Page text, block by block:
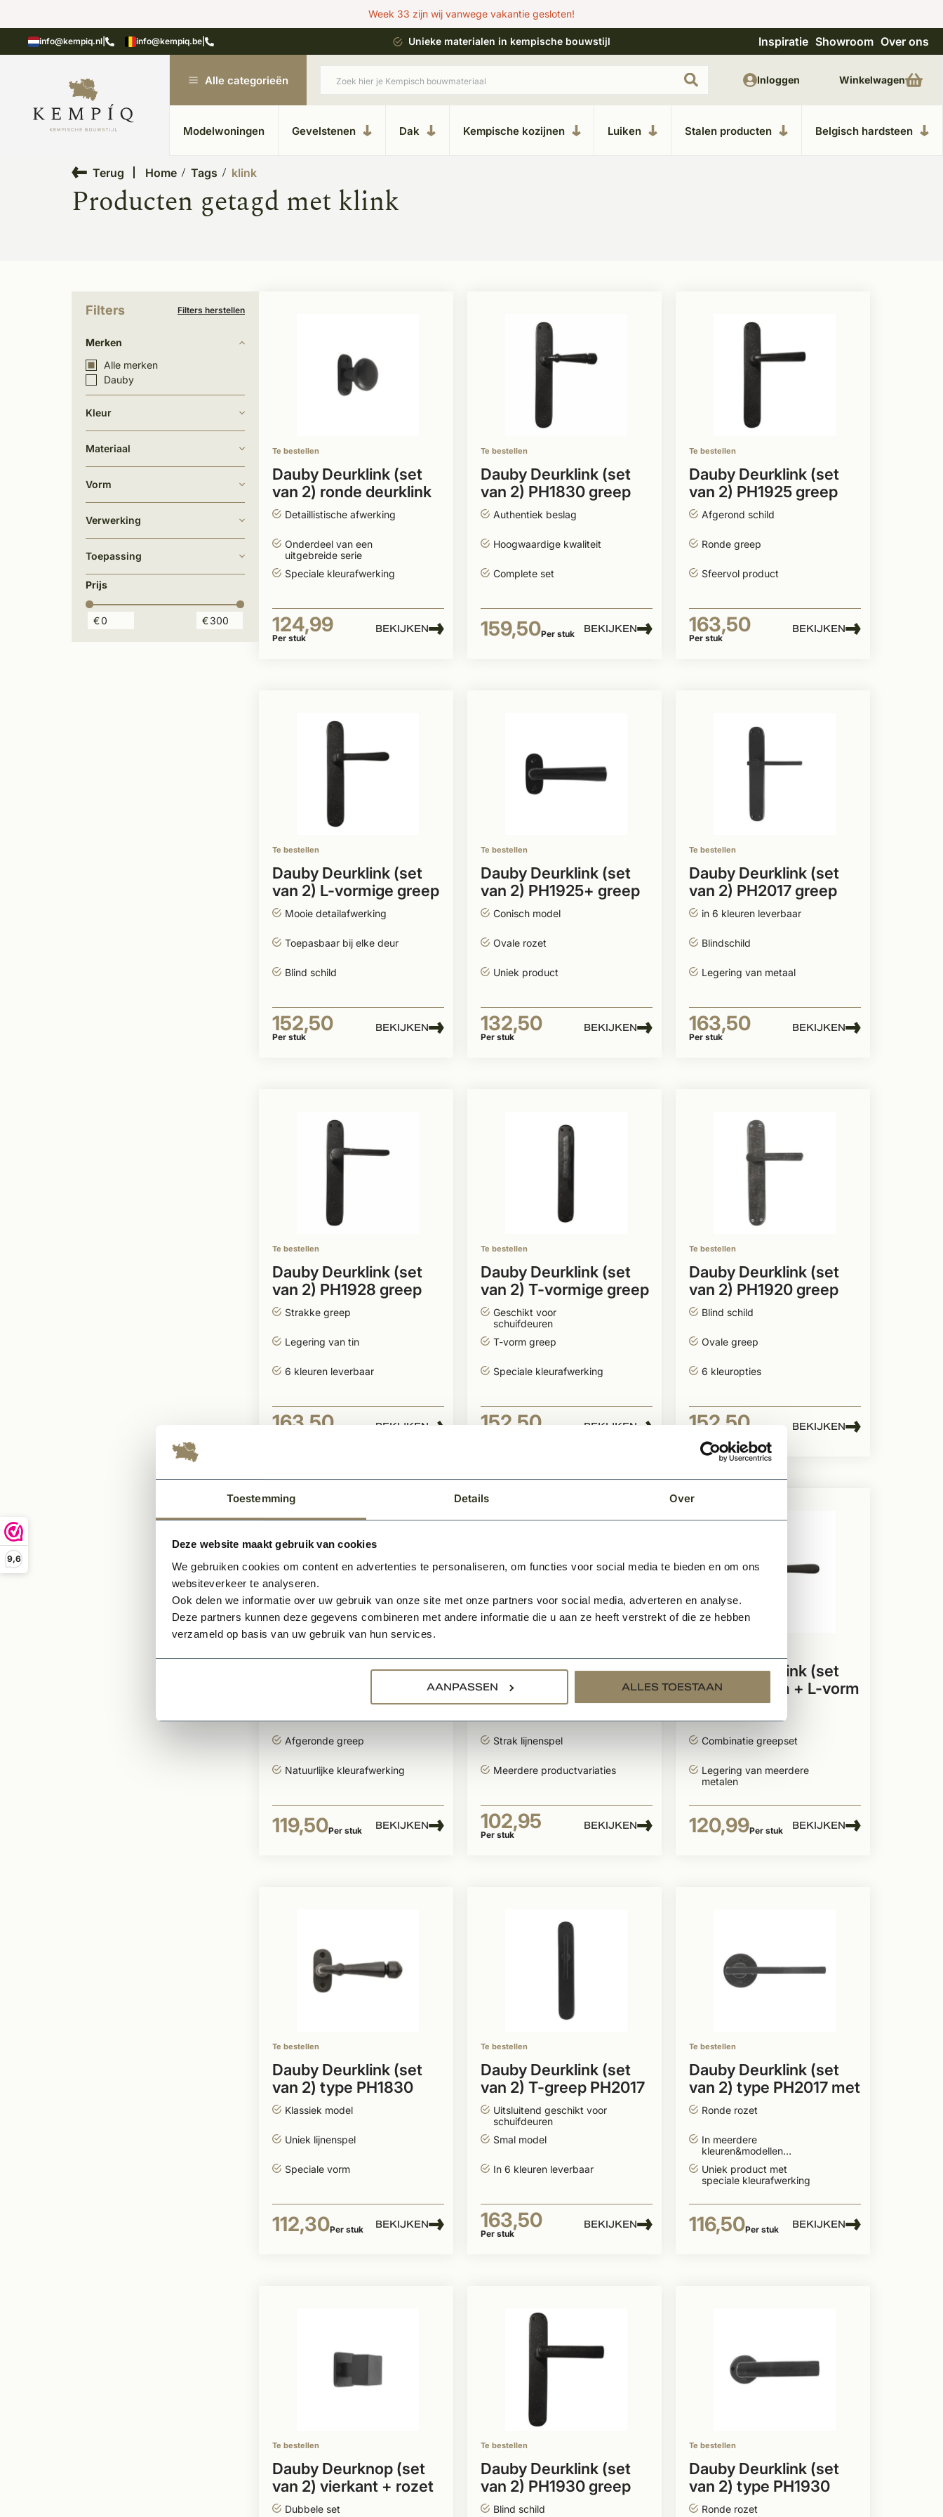
Toestemming Details Over
Deze website maakt gebruik van cookies
We gebruiken cookies om content en advertenties te personaliseren, om functies voor social media te bieden en om ons
websiteverkeer te analyseren.
Ook delen we informatie over uw gebruik van onze site met onze partners voor social media, adverteren en analyse.
Deze partners kunnen deze gegevens combineren met andere informatie die u aan ze heeft verstrekt of die ze hebben
verzameld op basis van uw gebruik van hun services.
AANPASSEN ALLES TOESTAAN
9,6
Week 33 zijn wij vanwege vakantie gesloten!
info@kempiq.nl info@kempiq.be
20 jaar ervaring Uitgebreide showroom in Kesteren Unieke materialen in kempische bouwstijl Meer dan 20 jaar ervaring
Inspiratie Showroom Over ons
Alle categorieën
Modelwoningen Gevelstenen Dak Kempische kozijnen Luiken Stalen producten Belgisch hardsteen
Inloggen Winkelwagen
Terug Home Tags klink
Producten getagd met klink
Filters Filters herstellen
Merken
Alle merken
Dauby
Kleur
Materiaal
Vorm
Verwerking
Toepassing
Prijs
€ €
Te bestellen
Dauby Deurklink (set
van 2) ronde deurklink
met ovale rozet
Detaillistische afwerking
Onderdeel van een
uitgebreide serie
Speciale kleurafwerking
124,99
Per stuk
BEKIJKEN
Te bestellen
Dauby Deurklink (set
van 2) PH1830 greep
Authentiek beslag
Hoogwaardige kwaliteit
Complete set
159,50Per stuk BEKIJKEN
Te bestellen
Dauby Deurklink (set
van 2) PH1925 greep
Afgerond schild
Ronde greep
Sfeervol product
163,50
Per stuk
BEKIJKEN
Te bestellen
Dauby Deurklink (set
van 2) L-vormige greep
Mooie detailafwerking
Toepasbaar bij elke deur
Blind schild
152,50
Per stuk
BEKIJKEN
Te bestellen
Dauby Deurklink (set
van 2) PH1925+ greep
ovale rozet
Conisch model
Ovale rozet
Uniek product
132,50
Per stuk
BEKIJKEN
Te bestellen
Dauby Deurklink (set
van 2) PH2017 greep
in 6 kleuren leverbaar
Blindschild
Legering van metaal
163,50
Per stuk
BEKIJKEN
Te bestellen
Dauby Deurklink (set
van 2) PH1928 greep
Strakke greep
Legering van tin
6 kleuren leverbaar
163,50 BEKIJKEN
Te bestellen
Dauby Deurklink (set
van 2) T-vormige greep
Geschikt voor
schuifdeuren
T-vorm greep
Speciale kleurafwerking
152,50 BEKIJKEN
Te bestellen
Dauby Deurklink (set
van 2) PH1920 greep
Blind schild
Ovale greep
6 kleuropties
152,50 BEKIJKEN
Dauby Deurklink (set
van 2) type PH1930 +
rozet 50 mm vierkant
Afgeronde greep
Natuurlijke kleurafwerking
119,50Per stuk BEKIJKEN
Dauby Deurklink (set
van 2) PH1928 greep
ovale rozet
Strak lijnenspel
Meerdere productvariaties
102,95
Per stuk
BEKIJKEN
Dauby Deurklink (set
van 2) T-vorm + L-vorm
greep ovale rozet
Combinatie greepset
Legering van meerdere
metalen
120,99Per stuk BEKIJKEN
Te bestellen
Dauby Deurklink (set
van 2) type PH1830
met ovale rozet
Klassiek model
Uniek lijnenspel
Speciale vorm
112,30Per stuk BEKIJKEN
Te bestellen
Dauby Deurklink (set
van 2) T-greep PH2017
Uitsluitend geschikt voor
schuifdeuren
Smal model
In 6 kleuren leverbaar
163,50
Per stuk
BEKIJKEN
Te bestellen
Dauby Deurklink (set
van 2) type PH2017 met
extra platte rozet 50
Ronde rozet
In meerdere
kleuren&modellen
Uniek product met
speciale kleurafwerking
116,50Per stuk BEKIJKEN
Te bestellen
Dauby Deurknop (set
van 2) vierkant + rozet
50x50mm
Dubbele set
Te bestellen
Dauby Deurklink (set
van 2) PH1930 greep
Blind schild
Te bestellen
Dauby Deurklink (set
van 2) type PH1930
rozet 50 mm rond
Ronde rozet